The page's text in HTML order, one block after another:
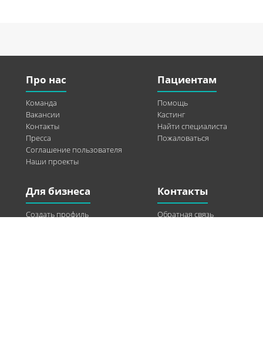
Про нас
Команда
Вакансии
Контакты
Пресса
Соглашение пользователя
Наши проекты
Пациентам
Помощь
Кастинг
Найти специалиста
Пожаловаться
Для бизнеса
Создать профиль
Контакты
Обратная связь